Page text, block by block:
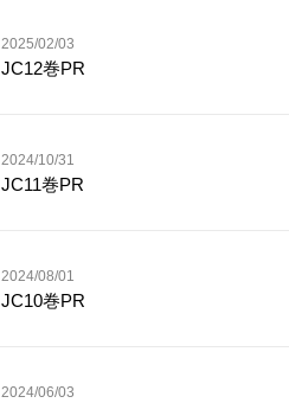
2025/02/03
JC12巻PR
2024/10/31
JC11巻PR
2024/08/01
JC10巻PR
2024/06/03